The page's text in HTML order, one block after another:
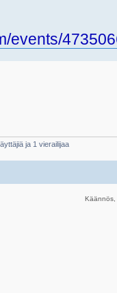
events/
ja 1 vierailijaa